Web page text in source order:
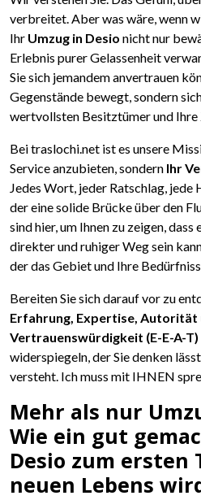
verbreitet. Aber was wäre, wenn
Ihr Umzug in Desio nicht nur
Erlebnis purer Gelassenheit
Sie sich jemandem anvertrauen
Gegenstände bewegt, sondern
wertvollsten Besitztümer und
Bei traslochi.net ist es unsere
Service anzubieten, sondern Ihr
Jedes Wort, jeder Ratschlag, jede
der eine solide Brücke über den
sind hier, um Ihnen zu zeigen,
direkter und ruhiger Weg sein
der das Gebiet und Ihre
Bereiten Sie sich darauf vor zu
Erfahrung, Expertise, Autorität
Vertrauenswürdigkeit (E-E-A-T)
widerspiegeln, der Sie denken
versteht. Ich muss mit IHNEN
Mehr als nur
Wie ein gut
Desio zum ersten
neuen Lebens